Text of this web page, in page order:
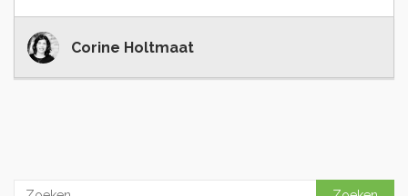
Corine Holtmaat
Zoeken